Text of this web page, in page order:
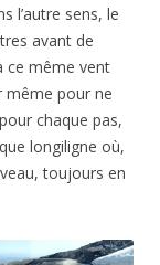
l’autre sens, le
avant de
ce même vent
pour ne
chaque pas,
longiligne où,
toujours en